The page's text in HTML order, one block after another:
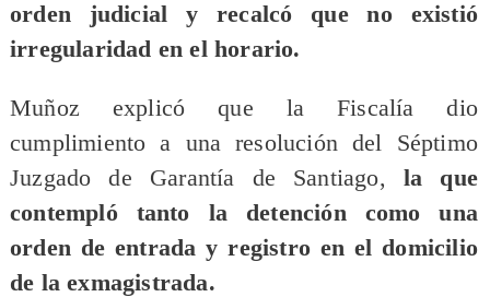
orden judicial y recalcó que no existió
irregularidad en el horario.
Muñoz explicó que la Fiscalía dio
cumplimiento a una resolución del Séptimo
Juzgado de Garantía de Santiago, la que
contempló tanto la detención como una
orden de entrada y registro en el domicilio
de la exmagistrada.